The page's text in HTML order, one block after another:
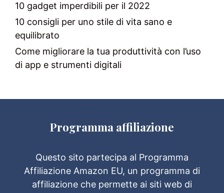
10 gadget imperdibili per il 2022
10 consigli per uno stile di vita sano e
equilibrato
Come migliorare la tua produttività con l’uso
di app e strumenti digitali
Programma affiliazione
Questo sito partecipa al Programma
Affiliazione Amazon EU, un programma di
affiliazione che permette ai siti web di